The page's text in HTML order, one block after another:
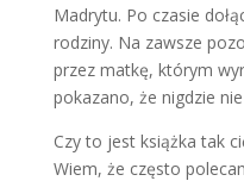
Madrytu. Po czasie
rodziny. Na zawsze
przez matkę, którym
pokazano, że nigdzie
Czy to jest książka tak
Wiem, że często